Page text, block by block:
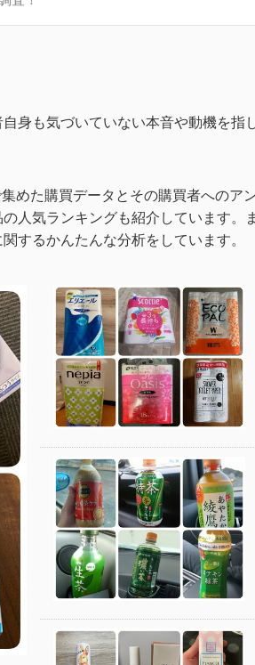
身も気づいていない本音や動機を指
めた購買データとその購買者へのア
の 人気ランキングも紹介しています。
するかんたんな分析をしています。